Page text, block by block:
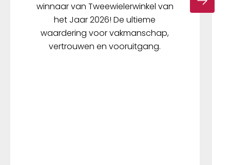
winnaar van Tweewielerwinkel van
het Jaar 2026! De ultieme
waardering voor vakmanschap,
vertrouwen en vooruitgang.